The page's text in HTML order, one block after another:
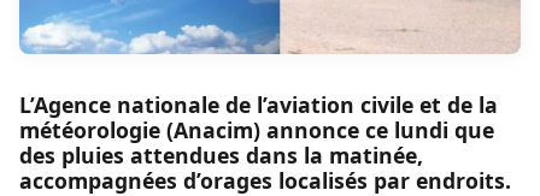
L’Agence nationale de l’aviation civile et de la
météorologie (Anacim) annonce ce lundi que
des pluies attendues dans la matinée,
accompagnées d’orages localisés par endroits.